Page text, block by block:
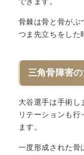
骨棘は骨と骨がぶ
つま先立ちをした
三角骨障害
大谷選手は手術し
リテーションも
ます。
一度形成された骨